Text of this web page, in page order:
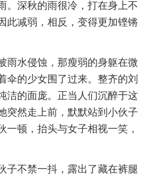
。深秋的雨很冷，打在身上不
此减弱，相反，变得更加铿锵
雨水侵蚀，那瘦弱的身躯在微
伞的少女围了过来。整齐的刘
洁的面庞。正当人们沉醉于这
突然走上前，默默站到小伙子
一顿，抬头与女子相视一笑，
子不禁一抖，露出了藏在裤腿